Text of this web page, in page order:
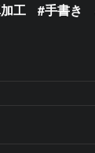
工 手書き